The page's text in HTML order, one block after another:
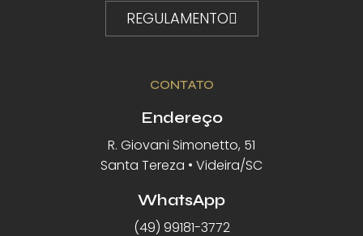
REGULAMENTO
CONTATO
Endereço
R. Giovani Simonetto, 51
Santa Tereza • Videira/SC
WhatsApp
(49) 99181-3772